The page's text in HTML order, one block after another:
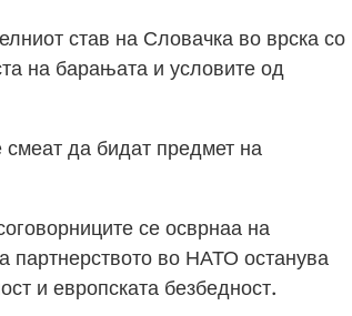
став на Словачка во врска со
на барањата и условите од
смеат да бидат предмет на
се осврнаа на
партнерството во НАТО останува
и европската безбедност.